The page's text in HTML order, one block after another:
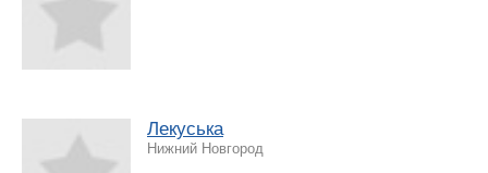
Лекуська
Нижний Новгород